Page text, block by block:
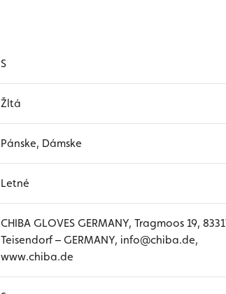
S
Žltá
Pánske, Dámske
Letné
CHIBA GLOVES GERMANY, Tragmoos 19,
Teisendorf – GERMANY, info@chiba.de,
www.chiba.de